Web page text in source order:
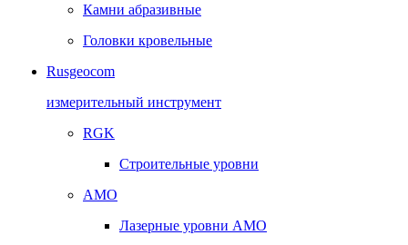
Камни абразивные
Головки кровельные
Rusgeocom
измерительный инструмент
RGK
Строительные уровни
AMO
Лазерные уровни AMO